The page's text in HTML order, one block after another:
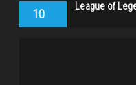
10 League of